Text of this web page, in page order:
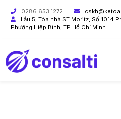
0286.653.1272
Lầu 5, Tòa nhà ST Moritz, Số 1014
Phường Hiệp Bình, TP Hồ Chí Minh